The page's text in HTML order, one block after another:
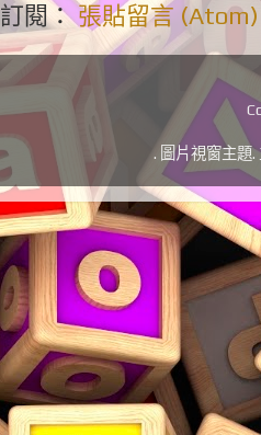
訂閱：張貼留言 (Atom)
. 圖片視窗主題